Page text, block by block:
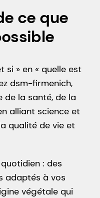
ce que
si » en « quelle est
dsm-firmenich,
de la santé, de la
alliant science et
qualité de vie et
: des
adaptés à vos
végétale qui